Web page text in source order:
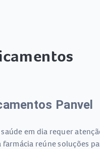
Panvel
em dia requer
farmácia reúne soluções